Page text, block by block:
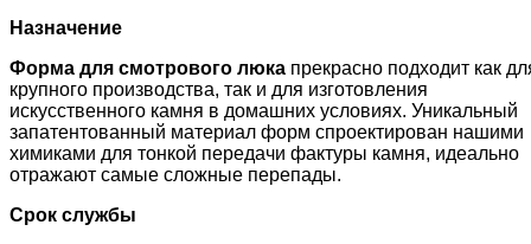
Назначение
Форма для смотрового люка прекрасно подходит как
крупного производства, так и для изготовления
искусственного камня в домашних условиях. Уникальный
запатентованный материал форм спроектирован нашими
химиками для тонкой передачи фактуры камня, идеально
отражают самые сложные перепады.
Срок службы